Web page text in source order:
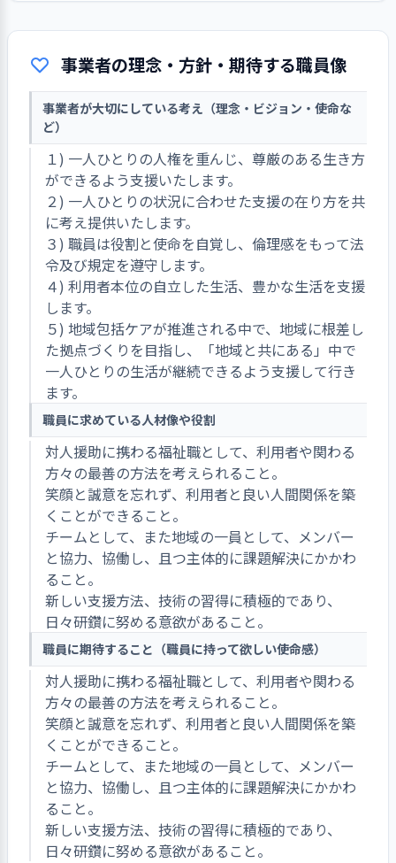
事業者の理念・方針・期待する職員像
事業者が大切にしている考え（理念・ビジョン・使命な
ど）
１) 一人ひとりの人権を重んじ、尊厳のある生き方
ができるよう支援いたします。
２) 一人ひとりの状況に合わせた支援の在り方を共
に考え提供いたします。
３) 職員は役割と使命を自覚し、倫理感をもって法
令及び規定を遵守します。
４) 利用者本位の自立した生活、豊かな生活を支援
します。
５) 地域包括ケアが推進される中で、地域に根差し
た拠点づくりを目指し、「地域と共にある」中で
一人ひとりの生活が継続できるよう支援して行き
ます。
職員に求めている人材像や役割
対人援助に携わる福祉職として、利用者や関わる
方々の最善の方法を考えられること。
笑顔と誠意を忘れず、利用者と良い人間関係を築
くことができること。
チームとして、また地域の一員として、メンバー
と協力、協働し、且つ主体的に課題解決にかかわ
ること。
新しい支援方法、技術の習得に積極的であり、
日々研鑽に努める意欲があること。
職員に期待すること（職員に持って欲しい使命感）
対人援助に携わる福祉職として、利用者や関わる
方々の最善の方法を考えられること。
笑顔と誠意を忘れず、利用者と良い人間関係を築
くことができること。
チームとして、また地域の一員として、メンバー
と協力、協働し、且つ主体的に課題解決にかかわ
ること。
新しい支援方法、技術の習得に積極的であり、
日々研鑽に努める意欲があること。